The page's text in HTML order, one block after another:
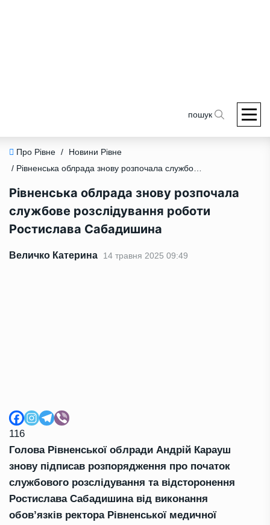
пошук
Про Рівне /
Новини Рівне
/ Рівненська облрада знову розпочала службове розслідування роботи Ростислава Сабадишина
Рівненська облрада знову розпочала
службове розслідування роботи
Ростислава Сабадишина
Величко Катерина 14 травня 2025 09:49
116
Голова Рівненської облради Андрій Карауш
знову підписав розпорядження про початок
службового розслідування та відсторонення
Ростислава Сабадишина від виконання
обов’язків ректора Рівненської медичної